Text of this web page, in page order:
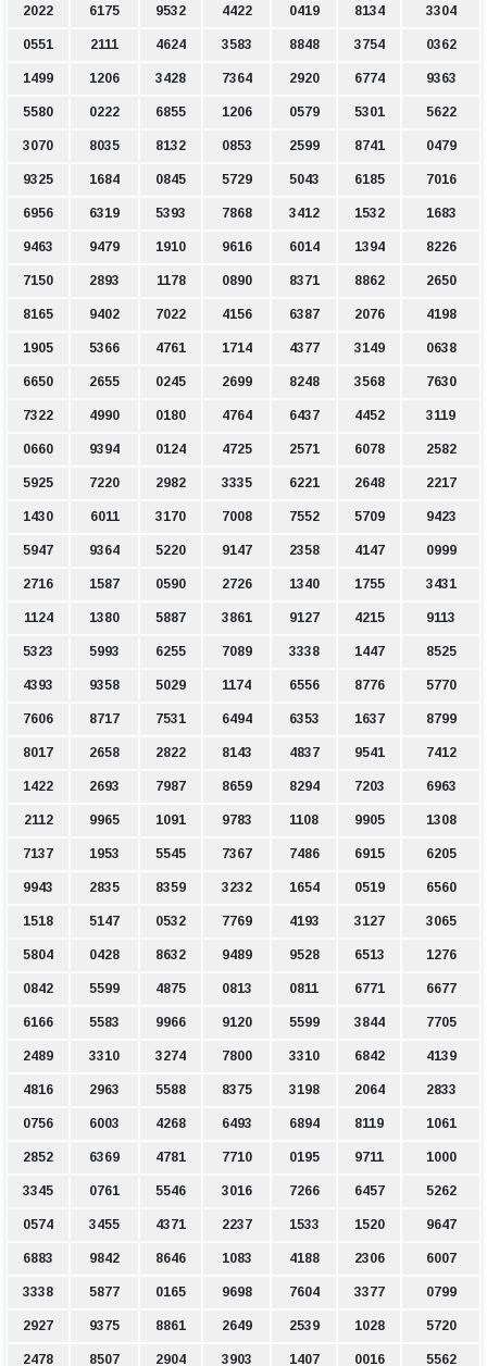
2022 6175 9532 4422 0419 8134 3304
0551 2111 4624 3583 8848 3754 0362
1499 1206 3428 7364 2920 6774 9363
5580 0222 6855 1206 0579 5301 5622
3070 8035 8132 0853 2599 8741 0479
9325 1684 0845 5729 5043 6185 7016
6956 6319 5393 7868 3412 1532 1683
9463 9479 1910 9616 6014 1394 8226
7150 2893 1178 0890 8371 8862 2650
8165 9402 7022 4156 6387 2076 4198
1905 5366 4761 1714 4377 3149 0638
6650 2655 0245 2699 8248 3568 7630
7322 4990 0180 4764 6437 4452 3119
0660 9394 0124 4725 2571 6078 2582
5925 7220 2982 3335 6221 2648 2217
1430 6011 3170 7008 7552 5709 9423
5947 9364 5220 9147 2358 4147 0999
2716 1587 0590 2726 1340 1755 3431
1124 1380 5887 3861 9127 4215 9113
5323 5993 6255 7089 3338 1447 8525
4393 9358 5029 1174 6556 8776 5770
7606 8717 7531 6494 6353 1637 8799
8017 2658 2822 8143 4837 9541 7412
1422 2693 7987 8659 8294 7203 6963
2112 9965 1091 9783 1108 9905 1308
7137 1953 5545 7367 7486 6915 6205
9943 2835 8359 3232 1654 0519 6560
1518 5147 0532 7769 4193 3127 3065
5804 0428 8632 9489 9528 6513 1276
0842 5599 4875 0813 0811 6771 6677
6166 5583 9966 9120 5599 3844 7705
2489 3310 3274 7800 3310 6842 4139
4816 2963 5588 8375 3198 2064 2833
0756 6003 4268 6493 6894 8119 1061
2852 6369 4781 7710 0195 9711 1000
3345 0761 5546 3016 7266 6457 5262
0574 3455 4371 2237 1533 1520 9647
6883 9842 8646 1083 4188 2306 6007
3338 5877 0165 9698 7604 3377 0799
2927 9375 8861 2649 2539 1028 5720
2478 8507 2904 3903 1407 0016 5562